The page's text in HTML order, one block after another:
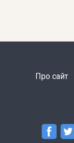
Про сайт